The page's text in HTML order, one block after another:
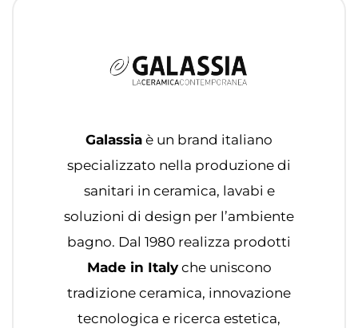
Galassia è un brand italiano
specializzato nella produzione di
sanitari in ceramica, lavabi e
soluzioni di design per l’ambiente
bagno. Dal 1980 realizza prodotti
Made in Italyche uniscono
tradizione ceramica, innovazione
tecnologica e ricerca estetica,